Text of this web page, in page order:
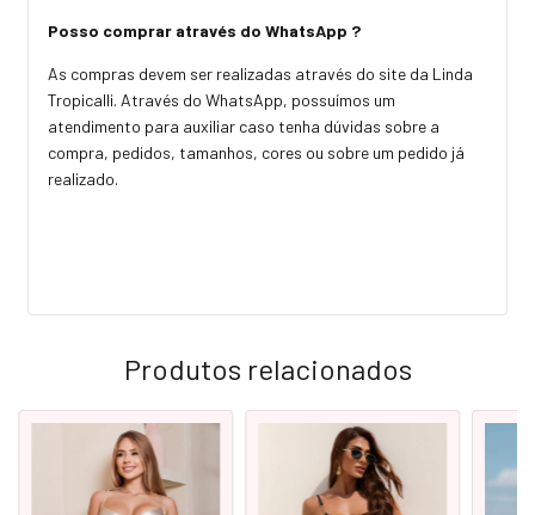
Posso comprar através do WhatsApp ?
As compras devem ser realizadas através do site da Linda
Tropicalli. Através do WhatsApp, possuímos um
atendimento para auxiliar caso tenha dúvidas sobre a
compra, pedidos, tamanhos, cores ou sobre um pedido já
realizado.
Produtos relacionados